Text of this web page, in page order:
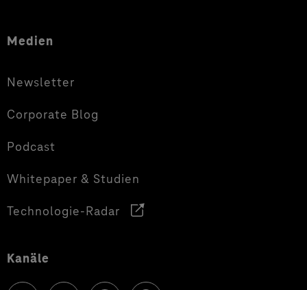
Medien
Newsletter
Corporate Blog
Podcast
Whitepaper & Studien
Technologie-Radar
Kanäle